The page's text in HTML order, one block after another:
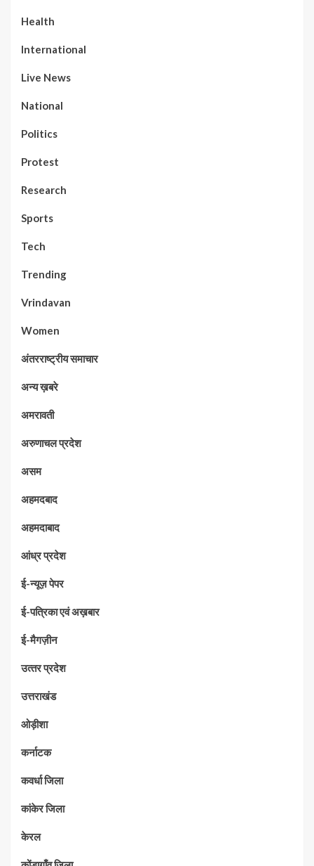
Health
International
Live News
National
Politics
Protest
Research
Sports
Tech
Trending
Vrindavan
Women
अंतरराष्ट्रीय समाचार
अन्य ख़बरे
अमरावती
अरुणाचल प्रदेश
असम
अहमदबाद
अहमदाबाद
आंध्र प्रदेश
ई-न्यूज़ पेपर
ई-पत्रिका एवं अख़बार
ई-मैगज़ीन
उत्‍तर प्रदेश
उत्तराखंड
ओड़ीशा
कर्नाटक
कवर्धा जिला
कांकेर जिला
केरल